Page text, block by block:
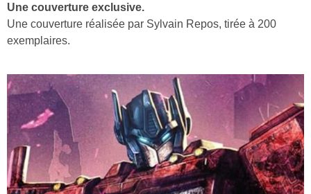
Une couverture exclusive.
Une couverture réalisée par Sylvain Repos, tirée à 200
exemplaires.